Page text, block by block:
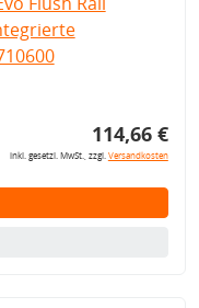
114,66 €
inkl. gesetzl. MwSt., zzgl.Versandkosten